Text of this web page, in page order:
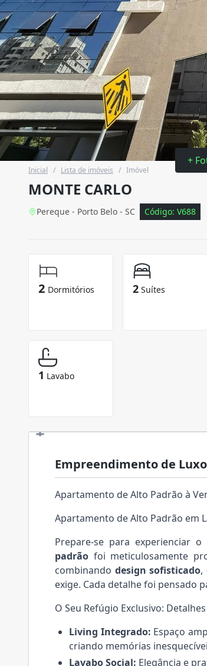
+
Inicial / Lista de imóveis / Imóvel
MONTE CARLO
Pereque - Porto Belo - SC Código: V688
2 Dormitórios 2 Suítes
1 Lavabo
Empreendimento de
Apartamento de Alto Padrão à
Apartamento de Alto Padrão em
Prepare-se para experienciar
padrão foi meticulosamente
combinando design sofisticado,
exige. Cada detalhe foi pensado
O Seu Refúgio Exclusivo:
Living Integrado: Espaço
criando memórias
Lavabo Social: Elegância e